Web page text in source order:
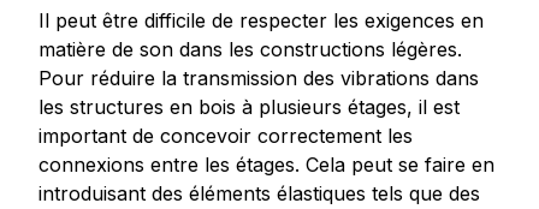
Il peut être difficile de respecter les exigences en
matière de son dans les constructions légères.
Pour réduire la transmission des vibrations dans
les structures en bois à plusieurs étages, il est
important de concevoir correctement les
connexions entre les étages. Cela peut se faire en
introduisant des éléments élastiques tels que des